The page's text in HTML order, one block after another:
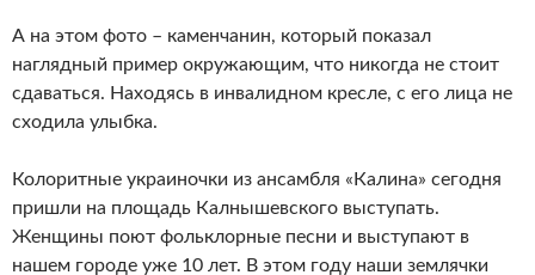
А на этом фото – каменчанин, который показал
наглядный пример окружающим, что никогда не стоит
сдаваться. Находясь в инвалидном кресле, с его лица не
сходила улыбка.
Колоритные украиночки из ансамбля «Калина» сегодня
пришли на площадь Калнышевского выступать.
Женщины поют фольклорные песни и выступают в
нашем городе уже 10 лет. В этом году наши землячки